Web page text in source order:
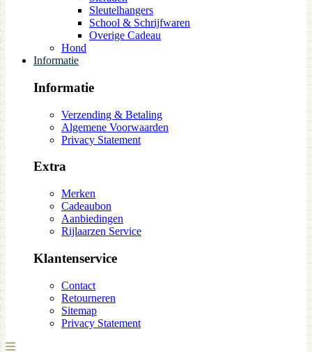
Sleutelhangers
School & Schrijfwaren
Overige Cadeau
Hond
Informatie
Informatie
Verzending & Betaling
Algemene Voorwaarden
Privacy Statement
Extra
Merken
Cadeaubon
Aanbiedingen
Rijlaarzen Service
Klantenservice
Contact
Retourneren
Sitemap
Privacy Statement